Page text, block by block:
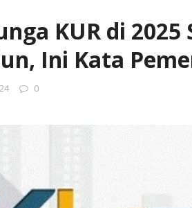
KUR di 2025
Ini Kata
0